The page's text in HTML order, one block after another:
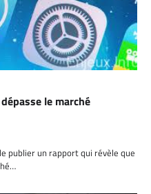
le marché
publier un rapport qui révèle que